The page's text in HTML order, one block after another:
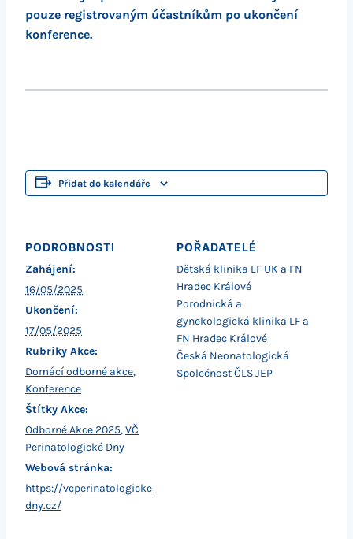
pouze registrovaným účastníkům po ukončení
konference.
Přidat do kalendáře
PODROBNOSTI
Zahájení:
16/05/2025
Ukončení:
17/05/2025
Rubriky Akce:
Domácí odborné akce,
Konference
Štítky Akce:
Odborné Akce 2025,VČ
Perinatologické Dny
Webová stránka:
https://vcperinatologicke
dny.cz/
POŘADATELÉ
Dětská klinika LF UK a FN
Hradec Králové
Porodnická a
gynekologická klinika LF a
FN Hradec Králové
Česká Neonatologická
Společnost ČLS JEP